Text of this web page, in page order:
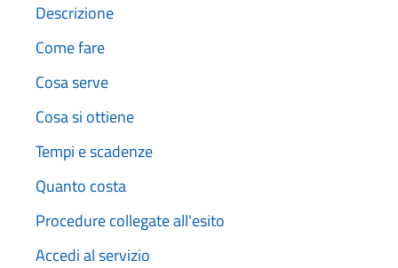
Descrizione
Come fare
Cosa serve
Cosa si ottiene
Tempi e scadenze
Quanto costa
Procedure collegate all'esito
Accedi al servizio